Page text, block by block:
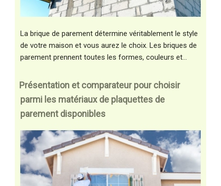
La brique de parement détermine véritablement le style
de votre maison et vous aurez le choix. Les briques de
parement prennent toutes les formes, couleurs et…
Présentation et comparateur pour choisir
parmi les matériaux de plaquettes de
parement disponibles